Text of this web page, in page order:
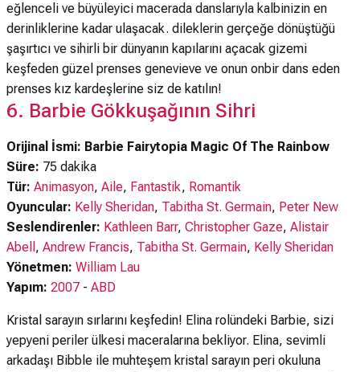
eğlenceli ve büyüleyici macerada danslarıyla kalbinizin en
derinliklerine kadar ulaşacak. dileklerin gerçeğe dönüştüğü
şaşırtıcı ve sihirli bir dünyanın kapılarını açacak gizemi
keşfeden güzel prenses genevieve ve onun onbir dans eden
prenses kız kardeşlerine siz de katılın!
6. Barbie Gökkuşağının Sihri
Orijinal İsmi: Barbie Fairytopia Magic Of The Rainbow
Süre: 75 dakika
Tür: Animasyon, Aile, Fantastik, Romantik
Oyuncular: Kelly Sheridan, Tabitha St. Germain, Peter New
Seslendirenler: Kathleen Barr, Christopher Gaze, Alistair
Abell , Andrew Francis, Tabitha St. Germain, Kelly Sheridan
Yönetmen: William Lau
Yapım: 2007 - ABD
Kristal sarayın sırlarını keşfedin! Elina rolündeki Barbie, sizi
yepyeni periler ülkesi maceralarına bekliyor. Elina, sevimli
arkadaşı Bibble ile muhteşem kristal sarayın peri okuluna